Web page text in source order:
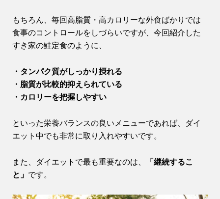
もちろん、毎回高脂質・高カロリーな外食ばかりでは
食事のコントロールをしづらいですが、今回紹介した
すき家の鮭定食のように、
・タンパク質がしっかり摂れる
・脂質が比較的抑えられている
・カロリーを把握しやすい
といった栄養バランスの良いメニューであれば、ダイ
エット中でも非常に取り入れやすいです。
また、ダイエットで最も重要なのは、
「継続するこ
と」 です。